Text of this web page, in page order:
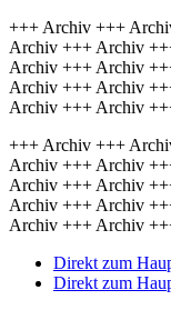
+++ Archiv +++
Archiv +++ Archiv
Archiv +++ Archiv
Archiv +++ Archiv
Archiv +++ Archiv
+++ Archiv +++
Archiv +++ Archiv
Archiv +++ Archiv
Archiv +++ Archiv
Archiv +++ Archiv
Direkt zum
Direkt zum